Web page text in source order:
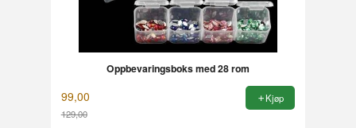
Oppbevaringsboks med 28 rom
99,00
129,00
Kjøp